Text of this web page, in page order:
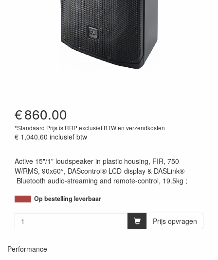
€860.00
*Standaard Prijs is RRP exclusief BTW en verzendkosten
€ 1,040.60 inclusief btw
Active 15"/1" loudspeaker in plastic housing, FIR, 750
W/RMS, 90x60°, DAScontrol® LCD-display & DASLink®
Bluetooth audio-streaming and remote-control, 19.5kg ;
Op bestelling leverbaar
Prijs opvragen
Performance